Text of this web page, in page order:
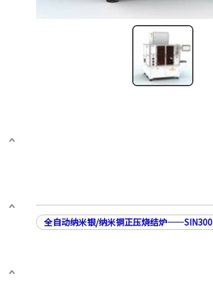
全自动纳米银/纳米铜正压烧结炉——SIN300